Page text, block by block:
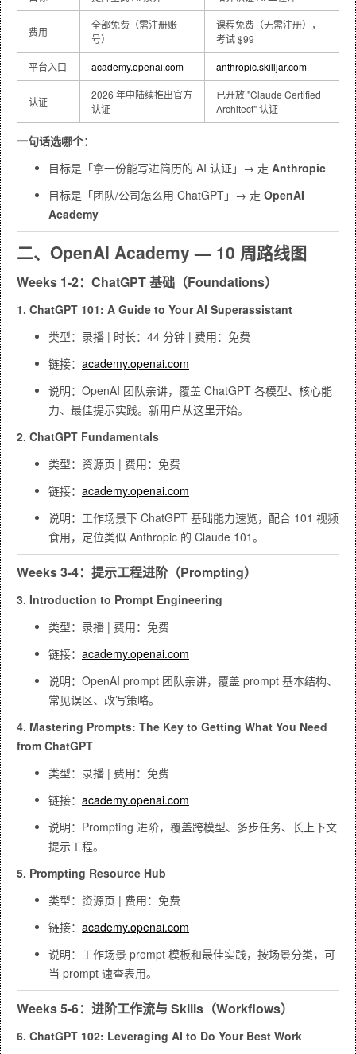
费用
全部免费（需注册账
号）
课程免费（无需注册），
考试 $99
平台入口 academy.openai.com anthropic.skilljar.com
认证
2026 年中陆续推出官方
认证
已开放 "Claude Certified
Architect" 认证
一句话选哪个：
目标是「拿一份能写进简历的 AI 认证」→ 走 Anthropic
目标是「团队/公司怎么用 ChatGPT」→ 走 OpenAI
Academy
二、OpenAI Academy — 10 周路线图
Weeks 1-2：ChatGPT 基础（Foundations）
1. ChatGPT 101: A Guide to Your AI Superassistant
类型：录播 | 时长：44 分钟 | 费用：免费
链接： academy.openai.com
说明：OpenAI 团队亲讲，覆盖 ChatGPT 各模型、核心能
力、最佳提示实践。新用户从这里开始。
2. ChatGPT Fundamentals
类型：资源页 | 费用：免费
链接： academy.openai.com
说明：工作场景下 ChatGPT 基础能力速览，配合 101 视频
食用，定位类似 Anthropic 的 Claude 101。
Weeks 3-4：提示工程进阶（Prompting）
3. Introduction to Prompt Engineering
类型：录播 | 费用：免费
链接： academy.openai.com
说明：OpenAI prompt 团队亲讲，覆盖 prompt 基本结构、
常见误区、改写策略。
4. Mastering Prompts: The Key to Getting What You Need
from ChatGPT
类型：录播 | 费用：免费
链接： academy.openai.com
说明：Prompting 进阶，覆盖跨模型、多步任务、长上下文
提示工程。
5. Prompting Resource Hub
类型：资源页 | 费用：免费
链接： academy.openai.com
说明：工作场景 prompt 模板和最佳实践，按场景分类，可
当 prompt 速查表用。
Weeks 5-6：进阶工作流与 Skills（Workflows）
6. ChatGPT 102: Leveraging AI to Do Your Best Work